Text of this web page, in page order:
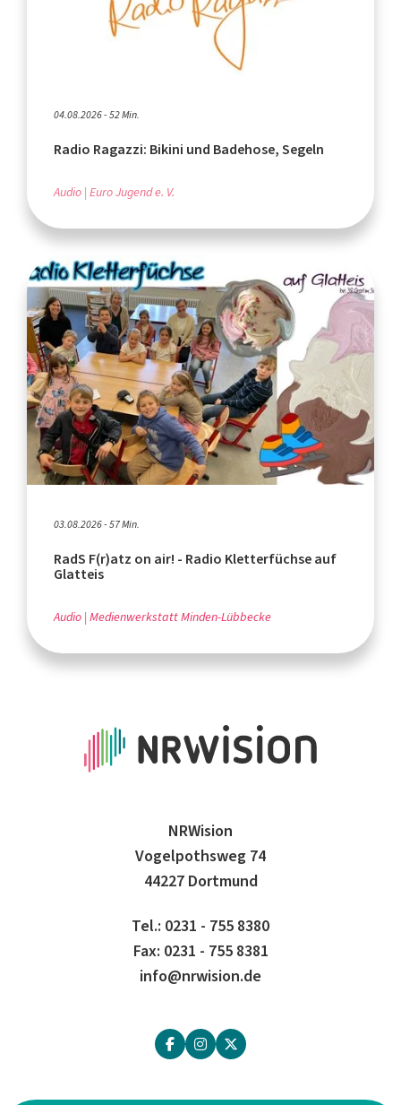
04.08.2026 - 52 Min.
Radio Ragazzi: Bikini und Badehose, Segeln
Audio Euro Jugend e. V.
03.08.2026 - 57 Min.
RadS F(r)atz on air! - Radio Kletterfüchse auf
Glatteis
Audio Medienwerkstatt Minden-Lübbecke
NRWision
Vogelpothsweg 74
44227 Dortmund
Tel.: 0231 - 755 8380
Fax: 0231 - 755 8381
info@nrwision.de